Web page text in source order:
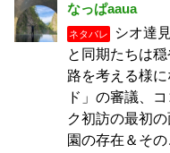
なっぱaaua
ネタバレ
シオ達
と同期たちは
路を考える様
ド」の審議、
ク初訪の最初
園の存在＆そ